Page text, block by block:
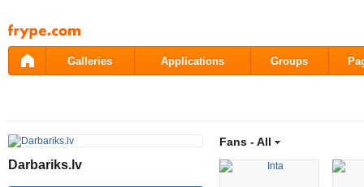
Pāriet
uz
saturu
Galleries Applications Groups
Darbariks.lv
Fans -All